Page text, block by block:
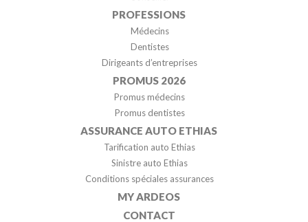
PROFESSIONS
Médecins
Dentistes
Dirigeants d’entreprises
PROMUS 2026
Promus médecins
Promus dentistes
ASSURANCE AUTO ETHIAS
Tarification auto Ethias
Sinistre auto Ethias
Conditions spéciales assurances
MY ARDEOS
CONTACT